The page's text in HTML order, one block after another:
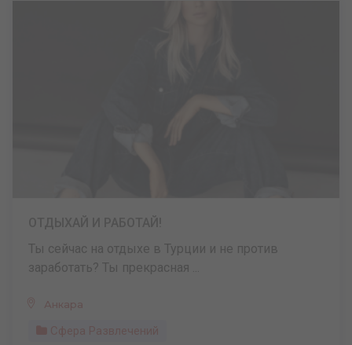
Ты сейчас на отдыхе в Турции и не против
заработать? Ты прекрасная ...
Анкара
Сфера Развлечений